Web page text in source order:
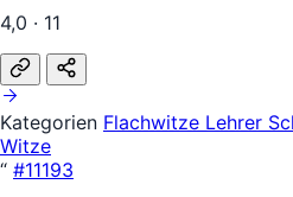
4,0 · 11
Kategorien Flachwitze Lehrer
Witze
“ #11193